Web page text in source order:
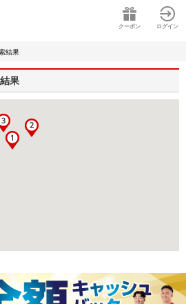
クーポン ログイン
結果
果